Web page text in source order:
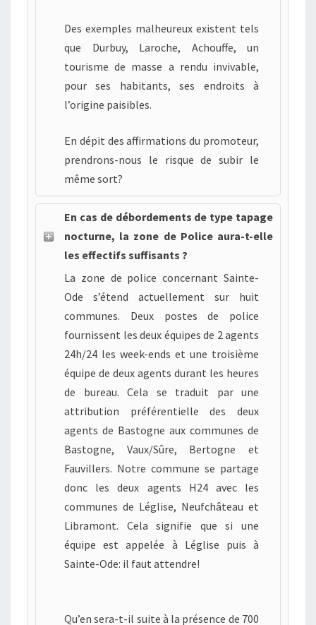
Des exemples malheureux existent tels
que Durbuy, Laroche, Achouffe, un
tourisme de masse a rendu invivable,
pour ses habitants, ses endroits à
l’origine paisibles.
En dépit des affirmations du promoteur,
prendrons-nous le risque de subir le
même sort?
En cas de débordements de type tapage
nocturne, la zone de Police aura-t-elle
les effectifs suffisants ?
La zone de police concernant Sainte-
Ode s’étend actuellement sur huit
communes. Deux postes de police
fournissent les deux équipes de 2 agents
24h/24 les week-ends et une troisième
équipe de deux agents durant les heures
de bureau. Cela se traduit par une
attribution préférentielle des deux
agents de Bastogne aux communes de
Bastogne, Vaux/Sûre, Bertogne et
Fauvillers. Notre commune se partage
donc les deux agents H24 avec les
communes de Léglise, Neufchâteau et
Libramont. Cela signifie que si une
équipe est appelée à Léglise puis à
Sainte-Ode: il faut attendre!
Qu’en sera-t-il suite à la présence de 700